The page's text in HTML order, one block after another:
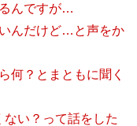
んですが…
んだけど…と声をか
何？とまともに聞く
ない？って話をした